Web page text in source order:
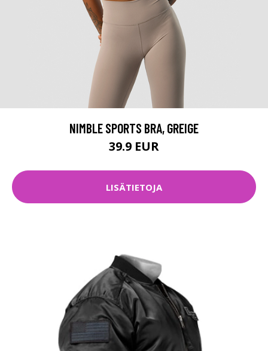
NIMBLE SPORTS BRA, GREIGE
39.9 EUR
LISÄTIETOJA